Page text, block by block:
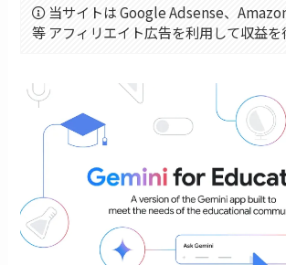
当サイトは Google Adsense、
等 アフィリエイト広告を利用して収益を